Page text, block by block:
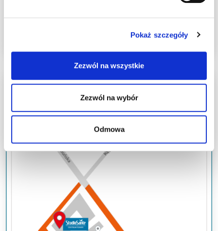
Pokaż szczegóły
Zezwól na wszystkie
Zezwól na wybór
Odmowa
Studio Sante Klinika Zdrowia (Stara Praga)
WARSZAWA, UL. JAGIELLOŃSKA 5A